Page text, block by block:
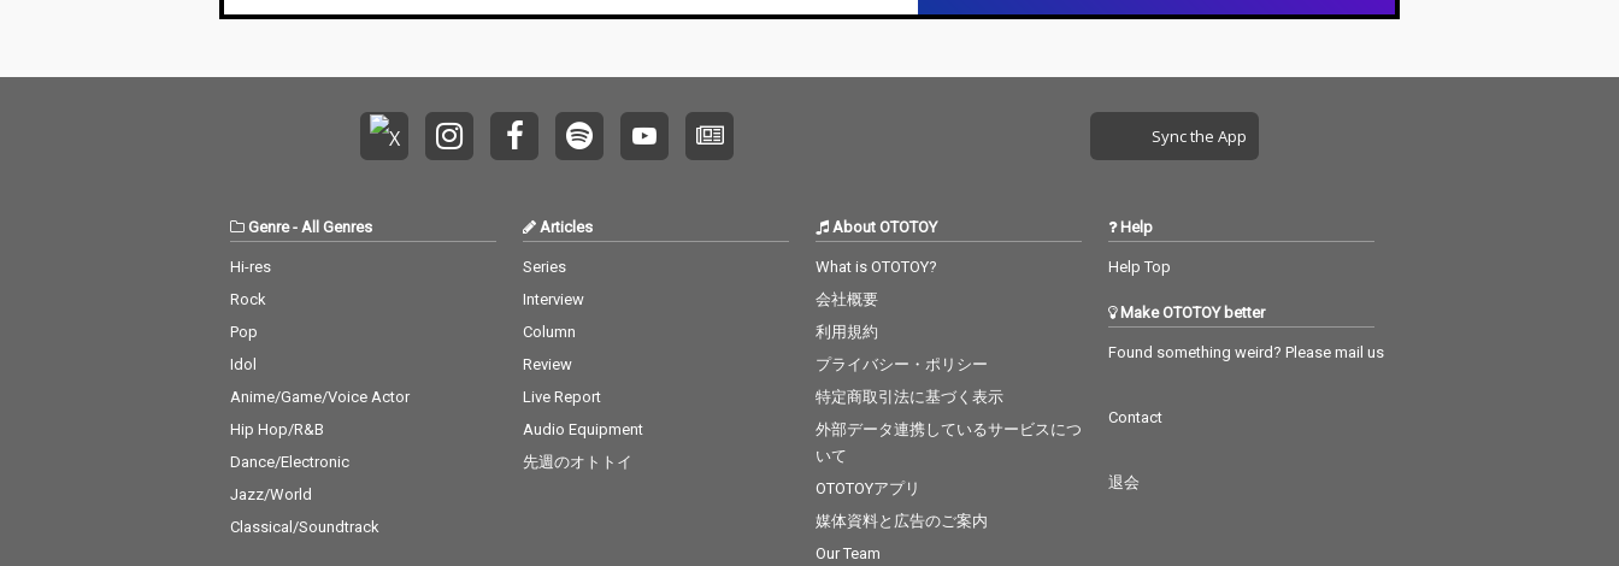
Sync the App
Genre- All Genres
Hi-res
Rock
Pop
Idol
Anime/Game/Voice Actor
Hip Hop/R&B
Dance/Electronic
Jazz/World
Classical/Soundtrack
Articles
Series
Interview
Column
Review
Live Report
Audio Equipment
先週のオトトイ
About OTOTOY
What is OTOTOY?
会社概要
利用規約
プライバシー・ポリシー
特定商取引法に基づく表示
外部データ連携しているサービスにつ
いて
OTOTOYアプリ
媒体資料と広告のご案内
Our Team
Help
Help Top
Make OTOTOY better
Found something weird? Please mail us
Contact
退会